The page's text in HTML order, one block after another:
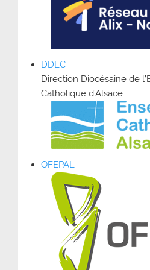
DDEC
Direction Diocésaine de
Catholique d’Alsace
OFEPAL